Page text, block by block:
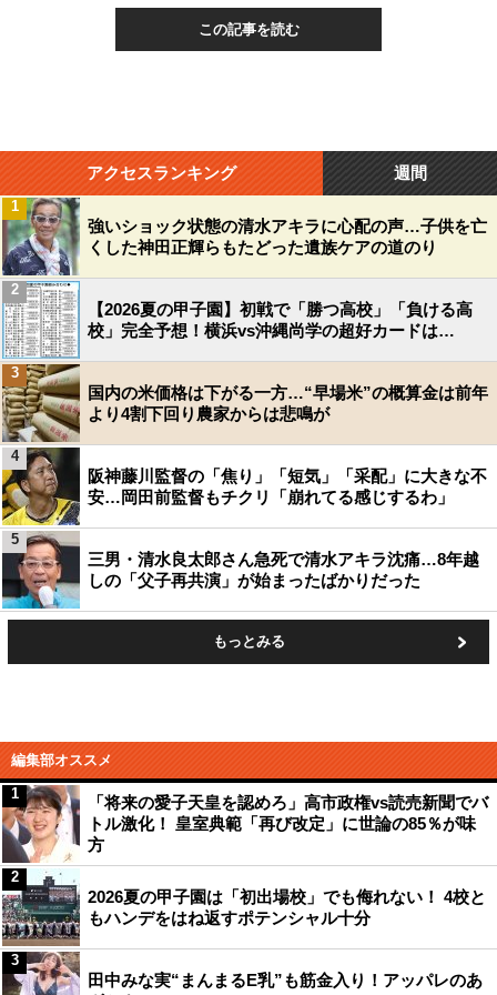
この記事を読む
アクセスランキング 週間
強いショック状態の清水アキラに心配の声…子供を亡
くした神田正輝らもたどった遺族ケアの道のり
1
【2026夏の甲子園】初戦で「勝つ高校」「負ける高
校」完全予想！横浜vs沖縄尚学の超好カードは…
2
国内の米価格は下がる一方…“早場米”の概算金は前年
より4割下回り農家からは悲鳴が
3
阪神藤川監督の「焦り」「短気」「采配」に大きな不
安…岡田前監督もチクリ「崩れてる感じするわ」
4
三男・清水良太郎さん急死で清水アキラ沈痛…8年越
しの「父子再共演」が始まったばかりだった
5
もっとみる
編集部オススメ
「将来の愛子天皇を認めろ」高市政権vs読売新聞でバ
トル激化！ 皇室典範「再び改定」に世論の85％が味
方
1
2026夏の甲子園は「初出場校」でも侮れない！ 4校と
もハンデをはね返すポテンシャル十分
2
田中みな実“まんまるE乳”も筋金入り！アッパレのあ
3